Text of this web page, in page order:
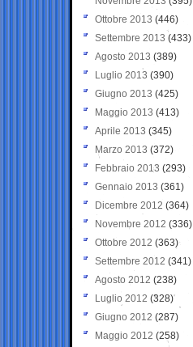
Ottobre 2013 (446)
Settembre 2013 (433)
Agosto 2013 (389)
Luglio 2013 (390)
Giugno 2013 (425)
Maggio 2013 (413)
Aprile 2013 (345)
Marzo 2013 (372)
Febbraio 2013 (293)
Gennaio 2013 (361)
Dicembre 2012 (364)
Novembre 2012 (336)
Ottobre 2012 (363)
Settembre 2012 (341)
Agosto 2012 (238)
Luglio 2012 (328)
Giugno 2012 (287)
Maggio 2012 (258)